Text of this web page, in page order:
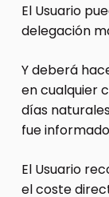
El Usuario
delegación
Y deberá
en cualquier
días
fue
El Usuario
el coste